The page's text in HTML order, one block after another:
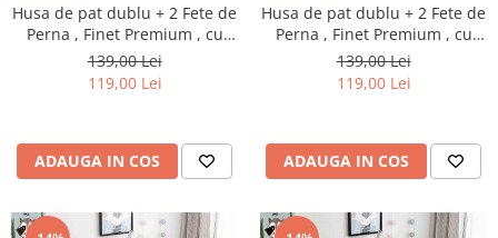
Husa de pat dublu + 2 Fete de
Perna , Finet Premium , cu
elastic , HP75
139,00 Lei
119,00 Lei
ADAUGA IN COS
Husa de pat dublu + 2 Fete de
Perna , Finet Premium , cu
elastic, HP2
139,00 Lei
119,00 Lei
ADAUGA IN COS